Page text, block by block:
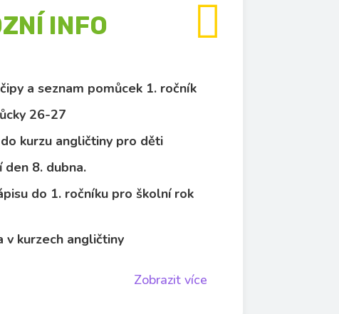
INFO
a seznam pomůcek 1. ročník
26-27
kurzu angličtiny pro děti
den 8. dubna.
do 1. ročníku pro školní rok
v kurzech angličtiny
Zobrazit více
